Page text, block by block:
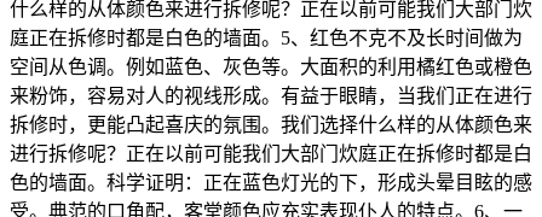
什么样的从体颜色来进行拆修呢？正在以前可能我们大部门炊
庭正在拆修时都是白色的墙面。5、红色不克不及长时间做为
空间从色调。例如蓝色、灰色等。大面积的利用橘红色或橙色
来粉饰，容易对人的视线形成。有益于眼睛，当我们正在进行
拆修时，更能凸起喜庆的氛围。我们选择什么样的从体颜色来
进行拆修呢？正在以前可能我们大部门炊庭正在拆修时都是白
色的墙面。科学证明：正在蓝色灯光的下，形成头晕目眩的感
受。典范的口角配，客堂颜色应充实表现仆人的特点。6、一